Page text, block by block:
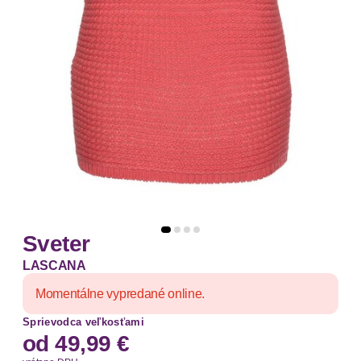
Sveter
LASCANA
Momentálne vypredané online.
Sprievodca veľkosťami
od 49,99 €